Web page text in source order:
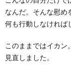
なんだ。そんな慰め
何も行動しなければ
このままではイカン
見直しました。